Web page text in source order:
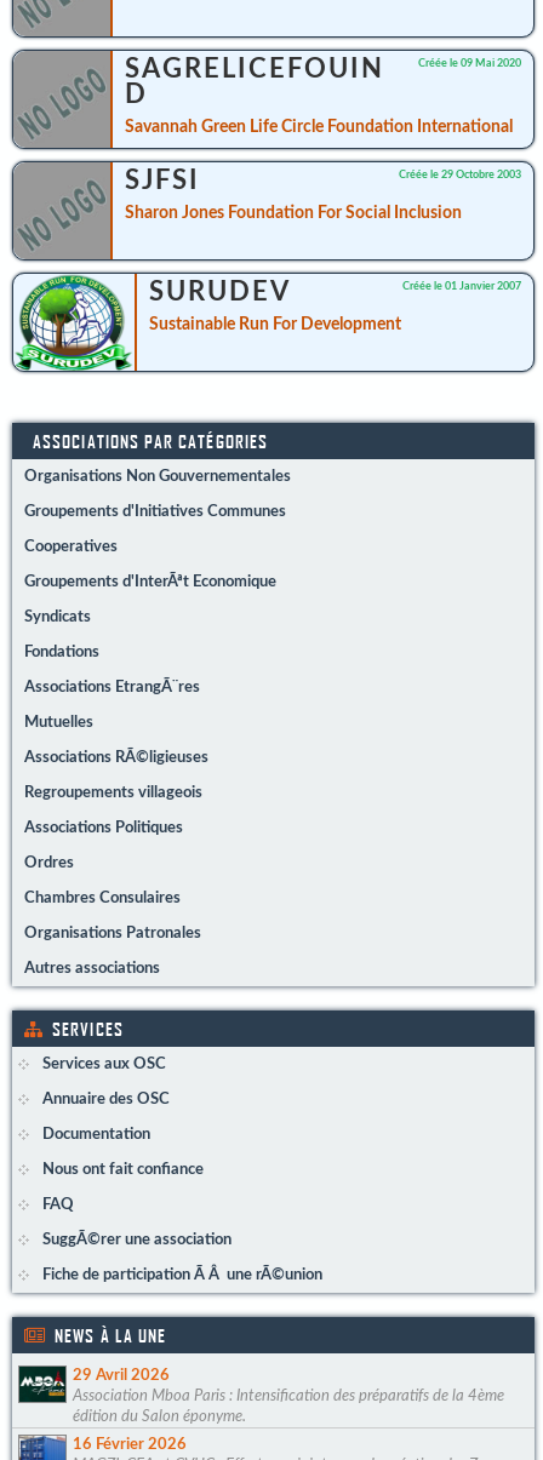
Créée le 09 Mai 2020
SAGRELICEFOUIN
D
Savannah Green Life Circle Foundation International
Créée le 29 Octobre 2003
SJFSI
Sharon Jones Foundation For Social Inclusion
Créée le 01 Janvier 2007
SURUDEV
Sustainable Run For Development
ASSOCIATIONS PAR CATÉGORIES
Organisations Non Gouvernementales
Groupements d'Initiatives Communes
Cooperatives
Groupements d'InterÃªt Economique
Syndicats
Fondations
Associations EtrangÃ¨res
Mutuelles
Associations RÃ©ligieuses
Regroupements villageois
Associations Politiques
Ordres
Chambres Consulaires
Organisations Patronales
Autres associations
SERVICES
Services aux OSC
Annuaire des OSC
Documentation
Nous ont fait confiance
FAQ
SuggÃ©rer une association
Fiche de participation Ã Â une rÃ©union
NEWS À LA UNE
29 Avril 2026
Association Mboa Paris : Intensification des préparatifs de la 4ème
édition du Salon éponyme.
16 Février 2026